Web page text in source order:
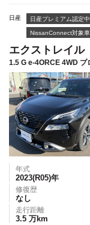
日産 日産プレミアム認定
NissanConnect対象車
エクストレイル
1.5 G e-4ORCE 4WD プ
年式
2023(R05)年
修復歴
なし
走行距離
3.5 万km